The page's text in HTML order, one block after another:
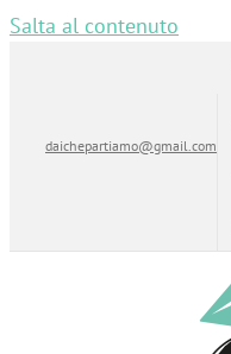
Salta al contenuto
daichepartiamo@gmail.com